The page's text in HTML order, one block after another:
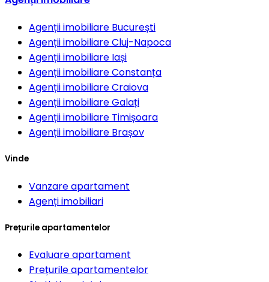
Agenții imobiliare București
Agenții imobiliareCluj-Napoca
Agenții imobiliare Iași
Agenții imobiliareConstanța
Agenții imobiliareCraiova
Agenții imobiliareGalați
Agenții imobiliare Timișoara
Agenții imobiliare Brașov
Vinde
Vanzare apartament
Agenți imobiliari
Prețurile apartamentelor
Evaluare apartament
Prețurile apartamentelor